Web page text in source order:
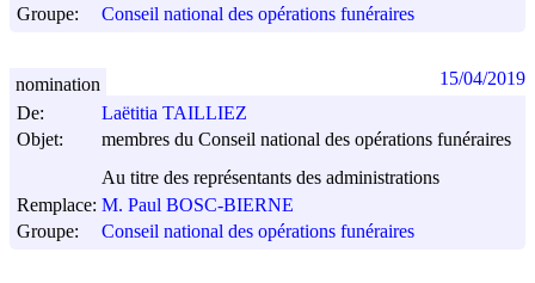
Groupe:
Conseil national des opérations funéraires
De:
Laëtitia TAILLIEZ
Objet:
membres du Conseil national des opérations funéraires
Au titre des représentants des administrations
Remplace: M. Paul BOSC-BIERNE
Groupe:
Conseil national des opérations funéraires
nomination 15/04/2019